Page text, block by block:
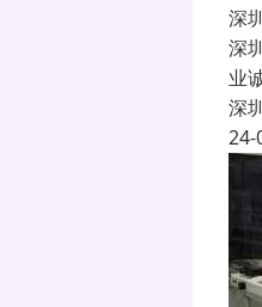
深
深
业
深
24-